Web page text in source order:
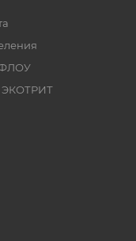
ЭКОТРИТ